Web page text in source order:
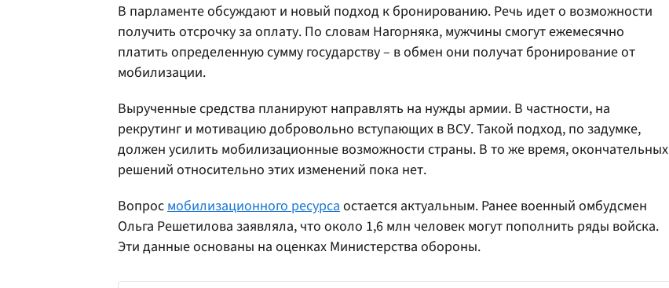
В парламенте обсуждают и новый подход к бронированию. Речь идет о возможности
получить отсрочку за оплату. По словам Нагорняка, мужчины смогут ежемесячно
платить определенную сумму государству – в обмен они получат бронирование от
мобилизации.
Вырученные средства планируют направлять на нужды армии. В частности, на
рекрутинг и мотивацию добровольно вступающих в ВСУ. Такой подход, по задумке,
должен усилить мобилизационные возможности страны. В то же время, окончательных
решений относительно этих изменений пока нет.
Вопрос мобилизационного ресурса остается актуальным. Ранее военный омбудсмен
Ольга Решетилова заявляла, что около 1,6 млн человек могут пополнить ряды войска.
Эти данные основаны на оценках Министерства обороны.